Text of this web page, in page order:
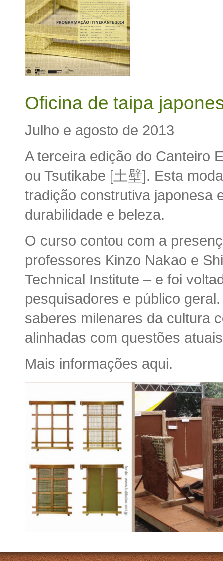
Oficina de taipa
Julho e agosto de 2013
A terceira edição do Canteiro
ou Tsutikabe [土壁]. Esta
tradição construtiva japonesa
durabilidade e beleza.
O curso contou com a
professores Kinzo Nakao e
Technical Institute – e foi
pesquisadores e público
saberes milenares da cultura
alinhadas com questões
Mais informações aqui.